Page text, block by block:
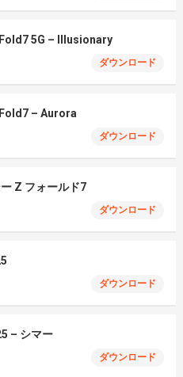
5G – Illusionary
ダウンロード
– Aurora
ダウンロード
Z フォールド7
ダウンロード
ダウンロード
– シマー
ダウンロード